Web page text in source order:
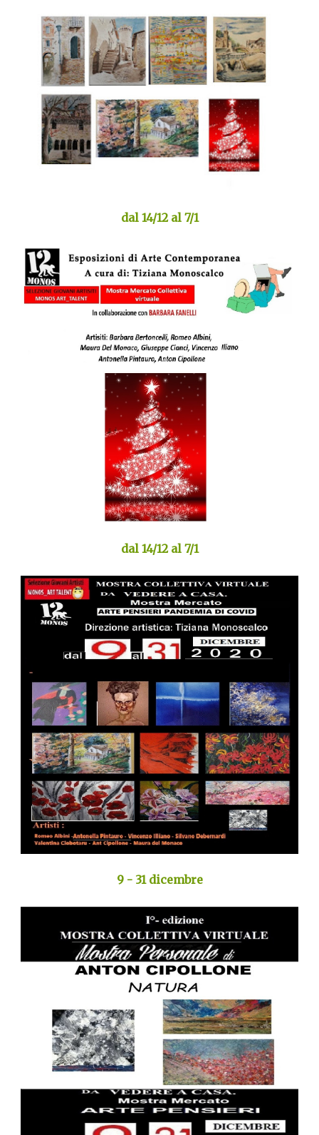
dal 14/12 al 7/1
dal 14/12 al 7/1
9 - 31 dicembre